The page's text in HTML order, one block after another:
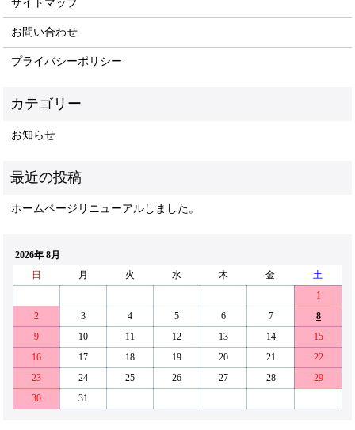
サイトマップ
お問い合わせ
プライバシーポリシー
お知らせ
ホームページリニューアルしました。
2026年 8月
日
月 火 水 木 金
土
1
2
3 4 5 6 7
8
9
10 11 12 13 14
15
16
17 18 19 20 21
22
23
24 25 26 27 28
29
30
31